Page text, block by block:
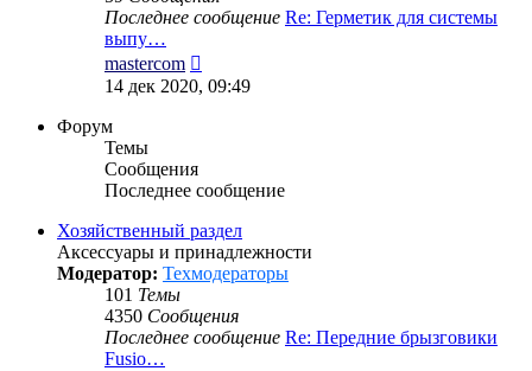
Последнее сообщение Re: Герметик для системы
выпу…
mastercom
к
14 дек 2020, 09:49
Форум
Темы
Сообщения
Последнее сообщение
Хозяйственный раздел
Аксессуары и принадлежности
Модератор: Техмодераторы
101 Темы
4350 Сообщения
Последнее сообщение Re: Передние брызговики
Fusio…